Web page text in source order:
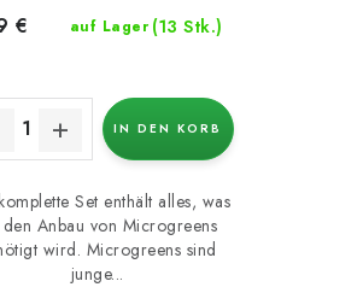
auf Lager (13 Stk.)
€
IN DEN KORB
Set enthält alles, was
Anbau von Microgreens
wird. Microgreens sind
junge...